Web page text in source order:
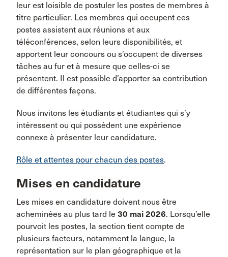
leur est loisible de postuler les postes de membres à
titre particulier. Les membres qui occupent ces
postes assistent aux réunions et aux
téléconférences, selon leurs disponibilités, et
apportent leur concours ou s’occupent de diverses
tâches au fur et à mesure que celles-ci se
présentent. Il est possible d’apporter sa contribution
de différentes façons.
Nous invitons les étudiants et étudiantes qui s’y
intéressent ou qui possèdent une expérience
connexe à présenter leur candidature.
Rôle et attentes pour chacun des postes.
Mises en candidature
Les mises en candidature doivent nous être
acheminées au plus tard le 30 mai 2026. Lorsqu’elle
pourvoit les postes, la section tient compte de
plusieurs facteurs, notamment la langue, la
représentation sur le plan géographique et la